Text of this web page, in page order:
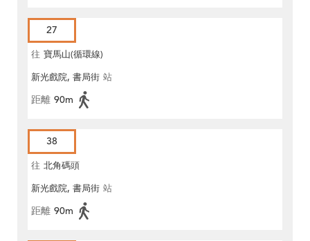
27
往 寶馬山(循環線)
新光戲院, 書局街 站
距離 90m
38
往 北角碼頭
新光戲院, 書局街 站
距離 90m